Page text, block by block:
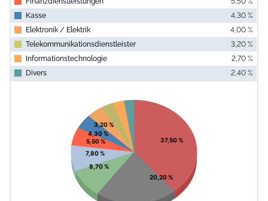
Kasse
4,30 %
Elektronik / Elektrik
4,00 %
Telekommunikationsdienstleister
3,20 %
Informationstechnologie
2,70 %
Divers
2,40 %
Pie chart with 10 slices.
View as data table, Chart
37,50 %
20,20 %
8,70 %
7,80 %
5,50 %
4,30 %
3,20 %